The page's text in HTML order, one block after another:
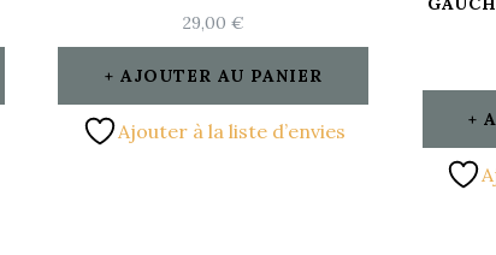
29,00 €
AJOUTER AU PANIER
Ajouter à la liste d’envies